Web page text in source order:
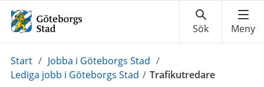
Du
är
Start / Jobba i Göteborgs Stad /
Lediga jobb i Göteborgs Stad / Trafikutredare